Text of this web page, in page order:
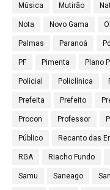
Música Mutirão
Nota Novo Gama
Palmas Paranoá
PF Pimenta Plano
Policial Policlínica
Prefeita Prefeito
Procon Professor
Público Recanto das
RGA Riacho Fundo
Samu Saneago